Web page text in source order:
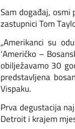
Sam događaj,
zastupnici Tom
„Amerikanci su
‘Američko –
obilježavamo 30
predstavljena
Vispaku.
Prva degustacija
Detroit i krajem